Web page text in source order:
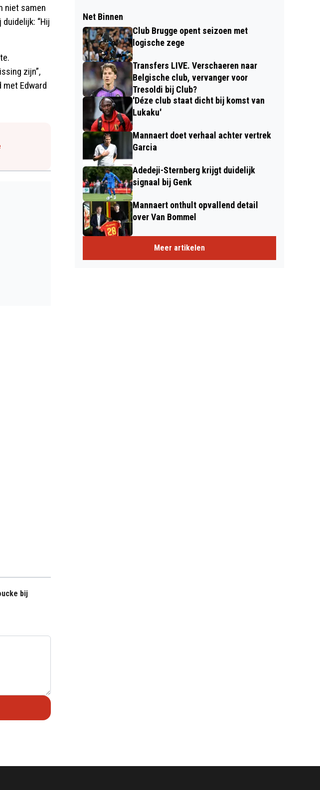
niet samen
“Hij
zijn”,
Edward
bij
Net Binnen
Club Brugge opent seizoen met
logische zege
Transfers LIVE. Verschaeren naar
Belgische club, vervanger voor
Tresoldi bij Club?
'Déze club staat dicht bij komst van
Lukaku'
Mannaert doet verhaal achter vertrek
Garcia
Adedeji-Sternberg krijgt duidelijk
signaal bij Genk
Mannaert onthult opvallend detail
over Van Bommel
Meer artikelen